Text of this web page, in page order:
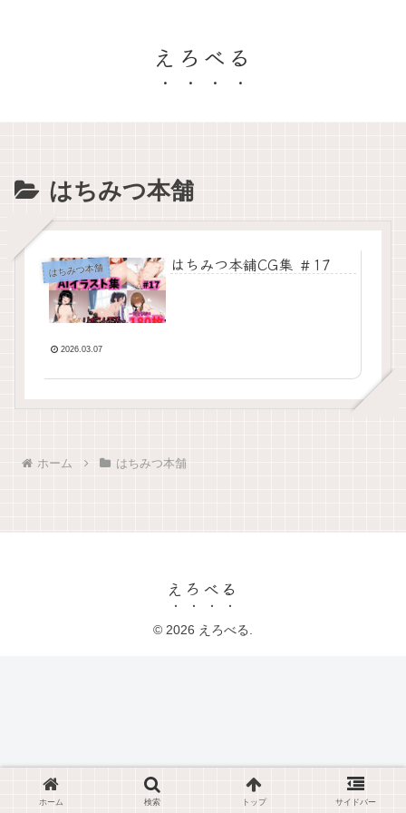
えろべる
はちみつ本舗
はちみつ本舗 はちみつ本舗CG集 ＃17
2026.03.07
ホーム はちみつ本舗
えろべる
© 2026 えろべる.
ホーム 検索 トップ サイドバー